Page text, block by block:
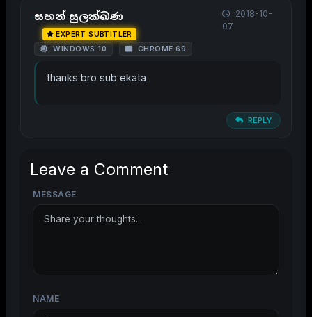
සහන් සුලක්ඛණ
EXPERT SUBTITLER
WINDOWS 10 CHROME 69
2018-10-
07
thanks bro sub ekata
REPLY
Leave a Comment
MESSAGE
NAME